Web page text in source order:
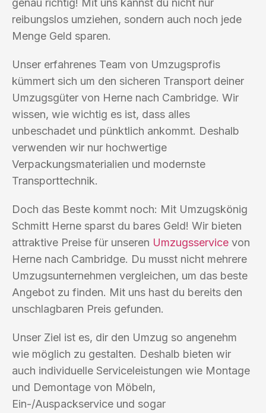
genau richtig! Mit uns kannst du nicht nur
reibungslos umziehen, sondern auch noch jede
Menge Geld sparen.
Unser erfahrenes Team von Umzugsprofis
kümmert sich um den sicheren Transport deiner
Umzugsgüter von Herne nach Cambridge. Wir
wissen, wie wichtig es ist, dass alles
unbeschadet und pünktlich ankommt. Deshalb
verwenden wir nur hochwertige
Verpackungsmaterialien und modernste
Transporttechnik.
Doch das Beste kommt noch: Mit Umzugskönig
Schmitt Herne sparst du bares Geld! Wir bieten
attraktive Preise für unseren Umzugsservice von
Herne nach Cambridge. Du musst nicht mehrere
Umzugsunternehmen vergleichen, um das beste
Angebot zu finden. Mit uns hast du bereits den
unschlagbaren Preis gefunden.
Unser Ziel ist es, dir den Umzug so angenehm
wie möglich zu gestalten. Deshalb bieten wir
auch individuelle Serviceleistungen wie Montage
und Demontage von Möbeln,
Ein-/Auspackservice und sogar